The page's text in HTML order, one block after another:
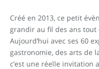
Créé en 2013, ce petit
grandir au fil des ans tout
Aujourd’hui avec ses 60
gastronomie, des arts de
c’est une réelle invitation